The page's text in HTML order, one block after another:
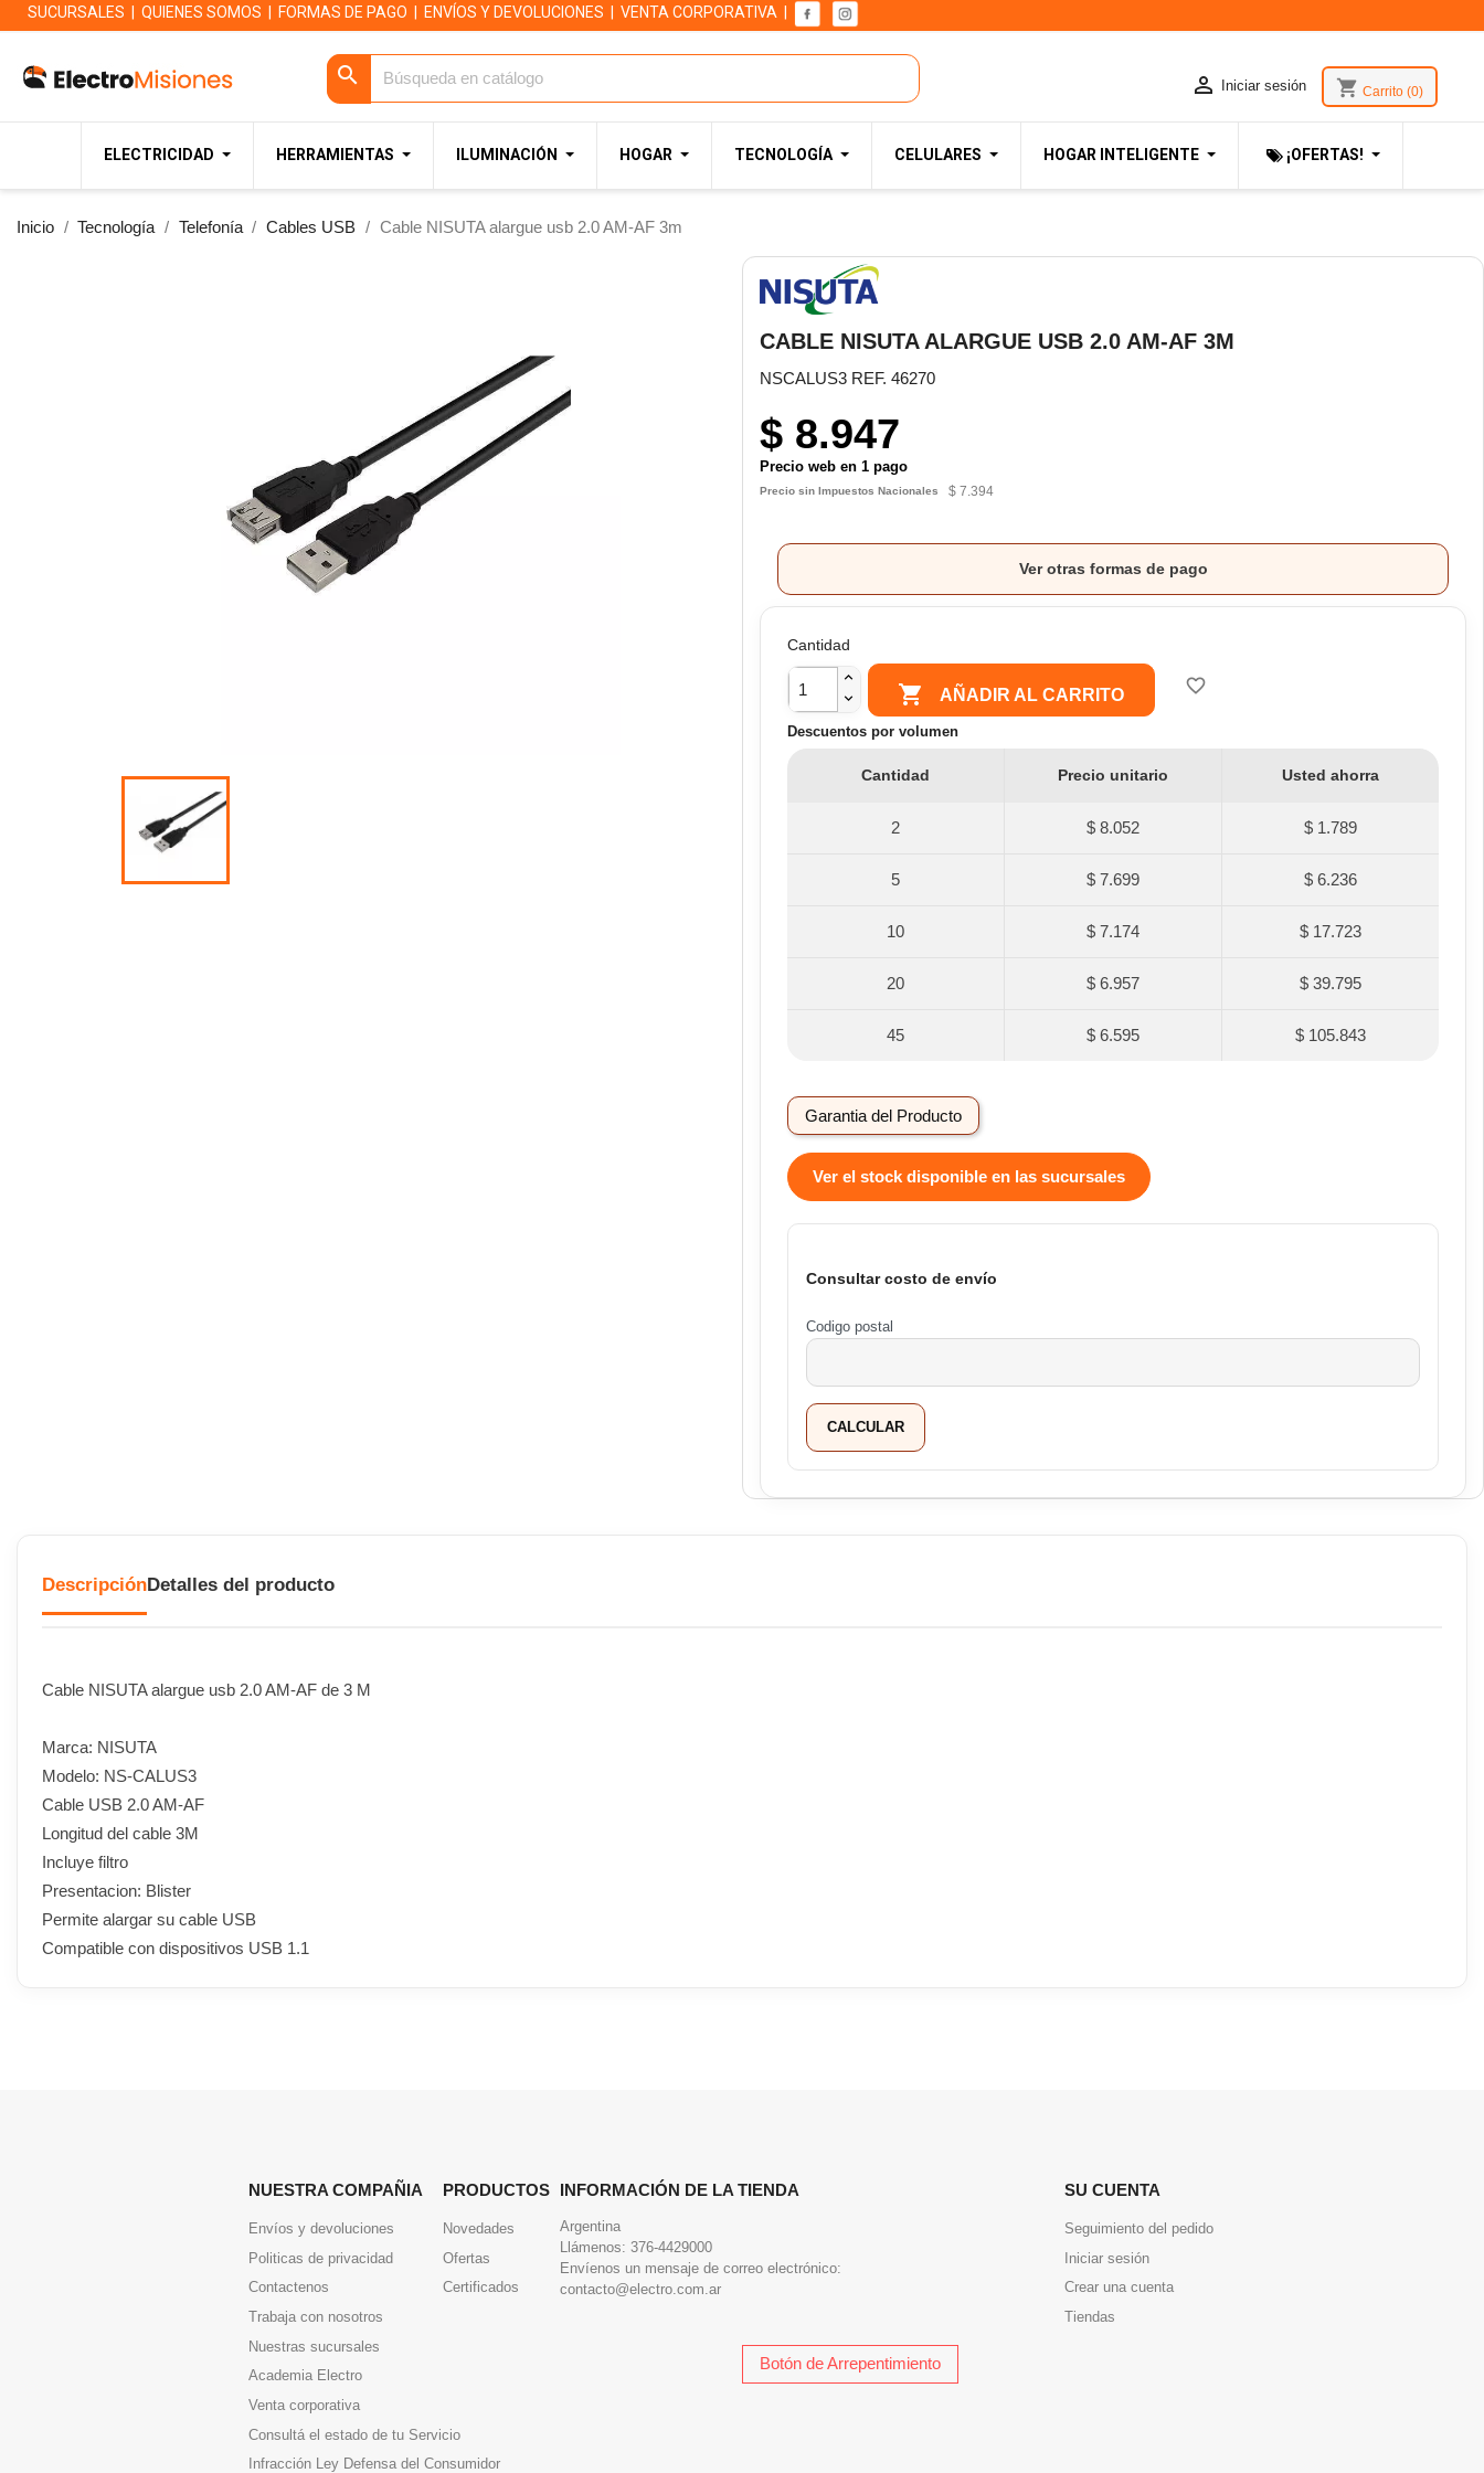
SUCURSALES QUIENES SOMOS FORMAS DE PAGO ENVÍOS Y DEVOLUCIONES VENTA CORPORATIVA
 Iniciar sesión shopping_cart Carrito (0)
search
ELECTRICIDAD HERRAMIENTAS ILUMINACIÓN HOGAR TECNOLOGÍA CELULARES HOGAR INTELIGENTE ¡OFERTAS!
Inicio Tecnología Telefonía Cables USB Cable NISUTA alargue usb 2.0 AM-AF 3m
CABLE NISUTA ALARGUE USB 2.0 AM-AF 3M
NSCALUS3 REF. 46270
$ 8.947
Precio web en 1 pago
Precio sin Impuestos Nacionales $ 7.394
Ver otras formas de pago
Cantidad
 AÑADIR AL CARRITO favorite_border
Descuentos por volumen
Cantidad Precio unitario Usted ahorra
2 $ 8.052 $ 1.789
5 $ 7.699 $ 6.236
10 $ 7.174 $ 17.723
20 $ 6.957 $ 39.795
45 $ 6.595 $ 105.843
Garantia del Producto
Ver el stock disponible en las sucursales
Consultar costo de envío
Codigo postal
CALCULAR
DescripciónDetalles del producto
Cable NISUTA alargue usb 2.0 AM-AF de 3 M
Marca: NISUTA
Modelo: NS-CALUS3
Cable USB 2.0 AM-AF
Longitud del cable 3M
Incluye filtro
Presentacion: Blister
Permite alargar su cable USB
Compatible con dispositivos USB 1.1
NUESTRA COMPAÑIA
Envíos y devoluciones
Politicas de privacidad
Contactenos
Trabaja con nosotros
Nuestras sucursales
Academia Electro
Venta corporativa
Consultá el estado de tu Servicio
Infracción Ley Defensa del Consumidor
PRODUCTOS
Novedades
Ofertas
Certificados
INFORMACIÓN DE LA TIENDA
Argentina
Llámenos: 376-4429000
Envíenos un mensaje de correo electrónico:
contacto@electro.com.ar
SU CUENTA
Seguimiento del pedido
Iniciar sesión
Crear una cuenta
Tiendas
Botón de Arrepentimiento